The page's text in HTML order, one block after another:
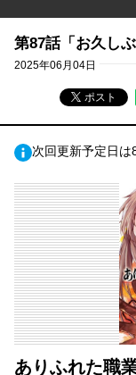
第87話「お久し
2025年06月04日
ポスト
次回更新予定日
ありふれた職